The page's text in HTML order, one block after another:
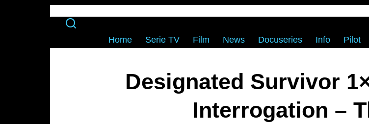
Home Serie TV Film News Docuseries Info Pilot
Designated Survivor
Interrogation –